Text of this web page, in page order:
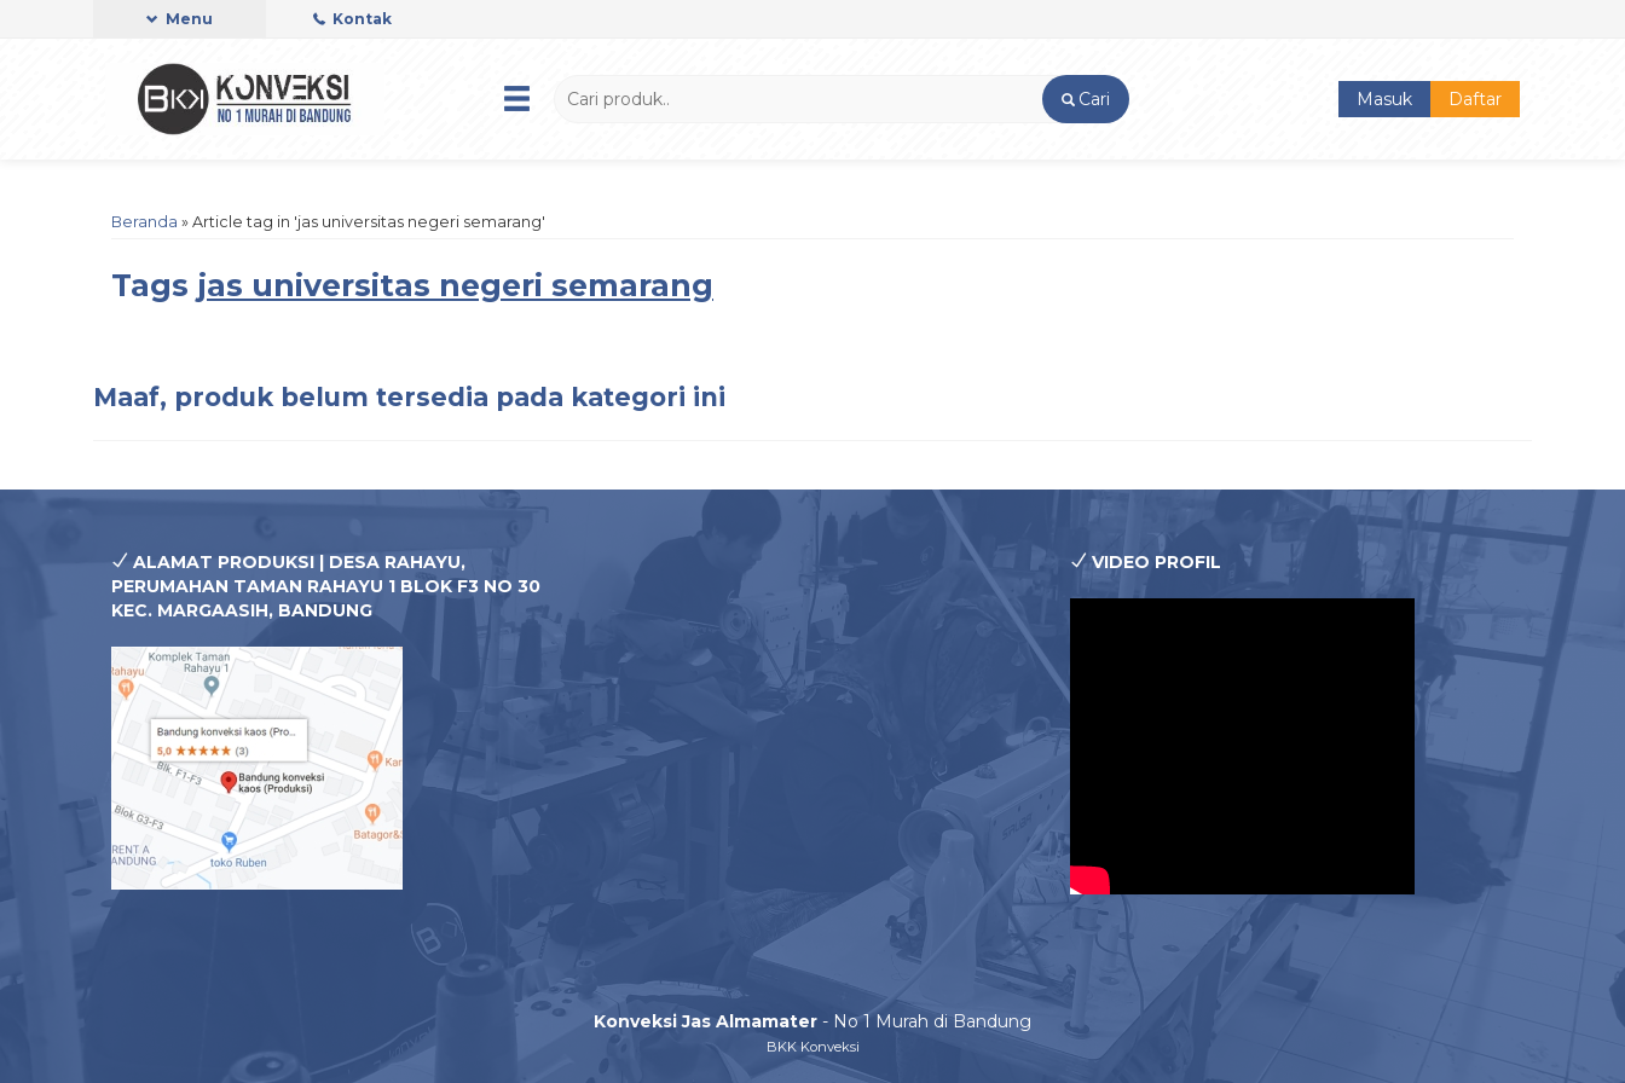
Menu Kontak
Cari Masuk Daftar
Beranda » Article tag in 'jas universitas negeri semarang'
Tags jas universitas negeri semarang
Maaf, produk belum tersedia pada kategori ini
ALAMAT PRODUKSI | DESA RAHAYU,
PERUMAHAN TAMAN RAHAYU 1 BLOK F3 NO 30
KEC. MARGAASIH, BANDUNG
VIDEO PROFIL
Konveksi Jas Almamater - No 1 Murah di Bandung
BKK Konveksi